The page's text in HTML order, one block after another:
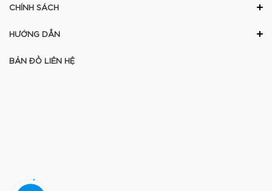
CHÍNH SÁCH
HƯỚNG DẪN
BẢN ĐỒ LIÊN HỆ